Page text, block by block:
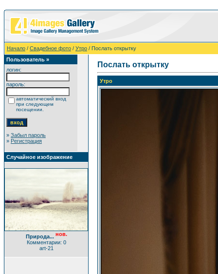
Начало / Свадебное фото / Утро / Послать открытку
Пользователь »
логин:
пароль:
автоматический вход
при следующем
посещении.
» Забыл пароль
» Регистрация
Случайное изображение
Природа... нов.
Комментарии: 0
art-21
Послать открытку
Утро